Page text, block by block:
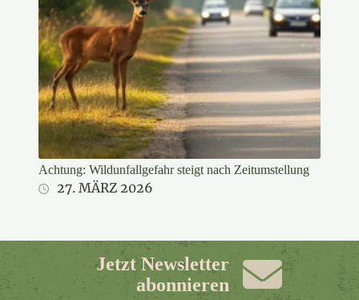
Achtung: Wildunfallgefahr steigt nach Zeitumstellung
27. MÄRZ 2026
Jetzt Newsletter
abonnieren